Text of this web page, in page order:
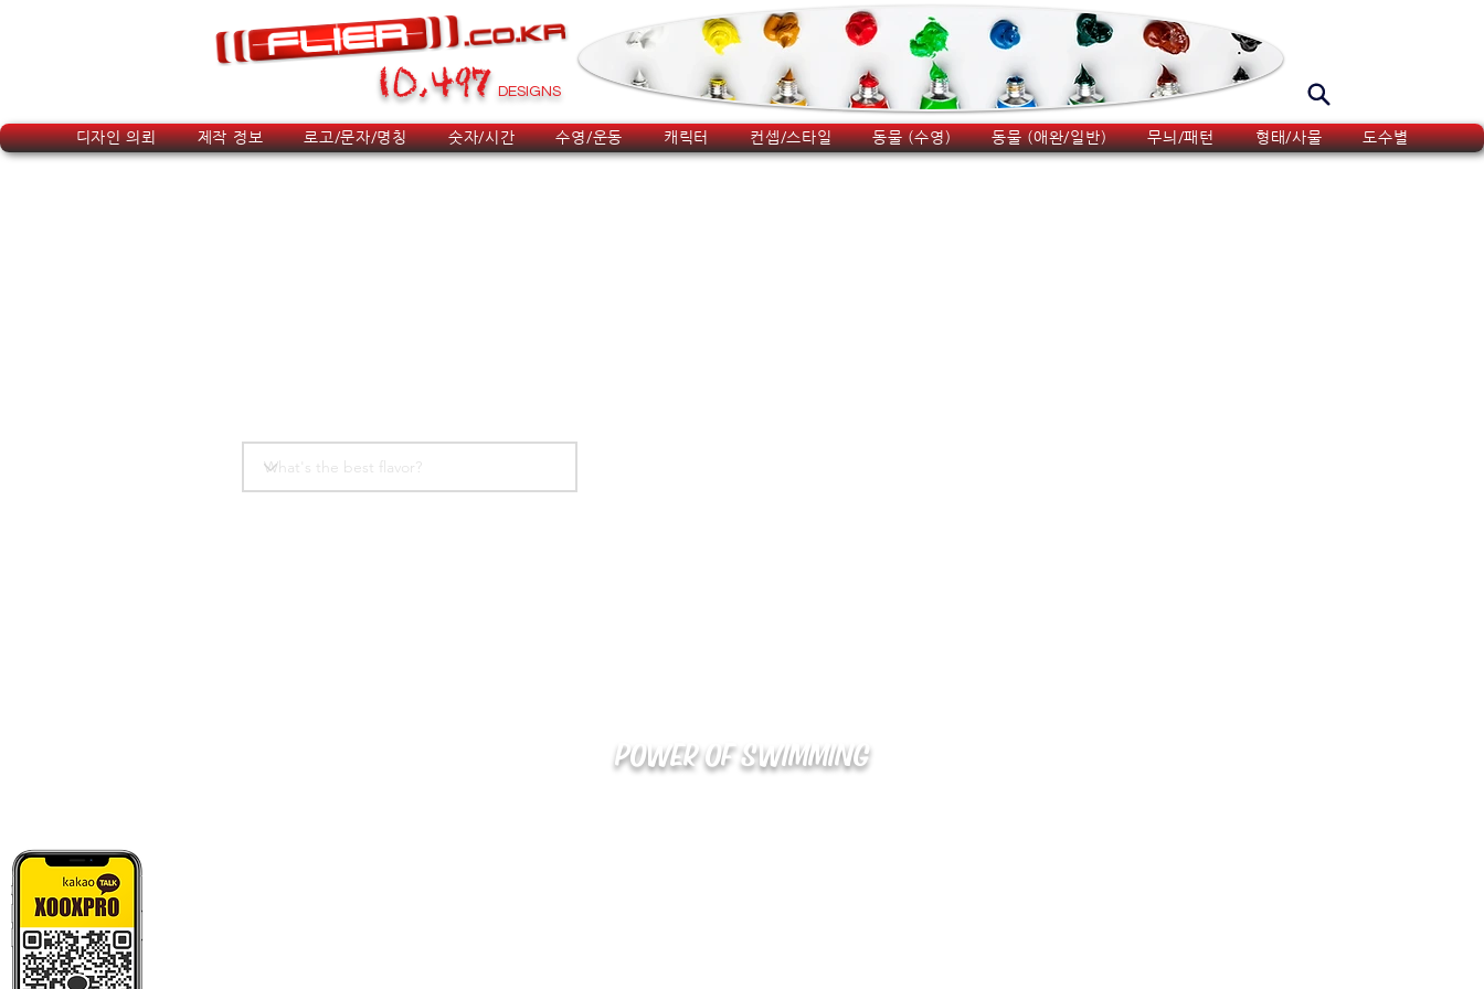
10,497 DESIGNS
디자인 의뢰 제작 정보 로고/문자/명칭 숫자/시간 수영/운동 캐릭터 컨셉/스타일 동물 (수영) 동물 (애완/일반) 무늬/패턴 형태/사물 도수별
POWER OF SWIMMING